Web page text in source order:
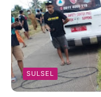
SULSEL